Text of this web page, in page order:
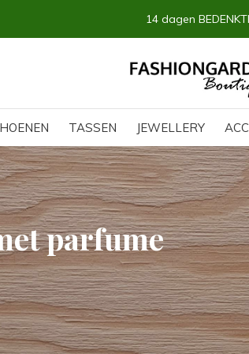
TASSEN JEWELLERY
14 dagen
parfume